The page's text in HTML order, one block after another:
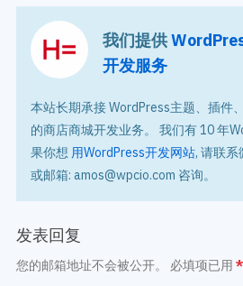
我们提供
开发服务
本站长期承接 WordPress主题、插件
的商店商城开发业务。 我们有 10 年
果你想 用WordPress开发网站, 请联系
或邮箱: amos@wpcio.com 咨询。
发表回复
您的邮箱地址不会被公开。 必填项已用 *